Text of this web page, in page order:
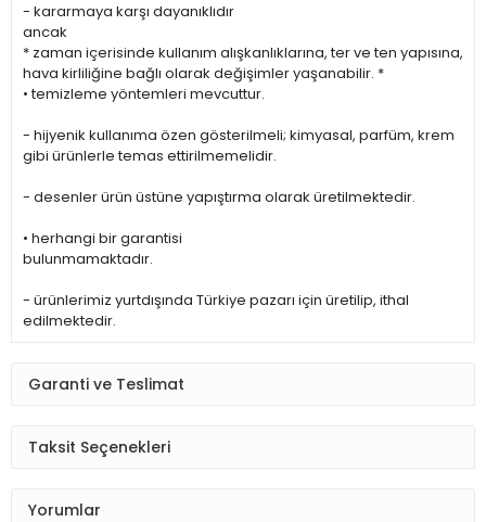
- kararmaya karşı dayanıklıdır
ancak
* zaman içerisinde kullanım alışkanlıklarına, ter ve ten yapısına,
hava kirliliğine bağlı olarak değişimler yaşanabilir. *
• temizleme yöntemleri mevcuttur.
- hijyenik kullanıma özen gösterilmeli; kimyasal, parfüm, krem
gibi ürünlerle temas ettirilmemelidir.
- desenler ürün üstüne yapıştırma olarak üretilmektedir.
• herhangi bir garantisi
bulunmamaktadır.
- ürünlerimiz yurtdışında Türkiye pazarı için üretilip, ithal
edilmektedir.
Garanti ve Teslimat
Taksit Seçenekleri
Yorumlar